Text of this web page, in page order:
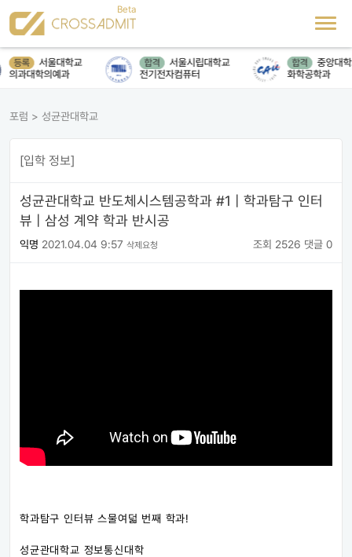
등록
서울대학교
의과대학의예과
합격
서울시립대학교
전기전자컴퓨터
합격
중앙대학
화학공학과
포럼 > 성균관대학교
[입학 정보]
성균관대학교 반도체시스템공학과 #1 | 학과탐구 인터
뷰 | 삼성 계약 학과 반시공
익명 2021.04.04 9:57 삭제요청 조회 2526 댓글 0
학과탐구 인터뷰 스물여덟 번째 학과!
성균관대학교 정보통신대학